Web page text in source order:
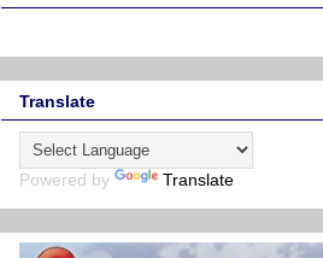
Translate
Powered by Translate